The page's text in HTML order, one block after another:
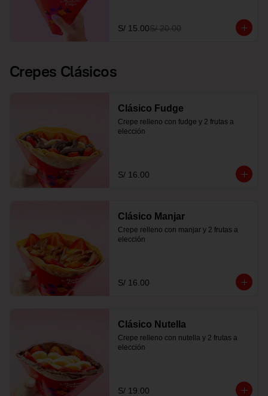
S/ 15.00S/ 20.00
Crepes Clásicos
Clásico Fudge
Crepe relleno con fudge y 2 frutas a
elección
S/ 16.00
Clásico Manjar
Crepe relleno con manjar y 2 frutas a
elección
S/ 16.00
Clásico Nutella
Crepe relleno con nutella y 2 frutas a
elección
S/ 19.00